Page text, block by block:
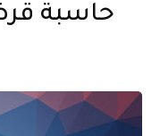
حاسبة